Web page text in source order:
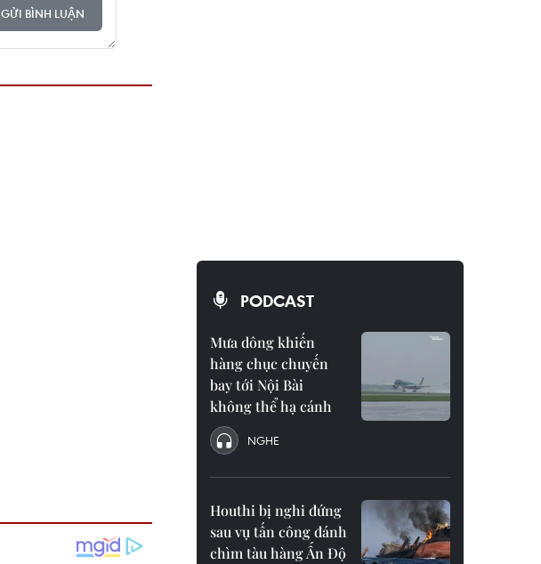
GỬI BÌNH LUẬN
PODCAST
Mưa dông khiến
hàng chục chuyến
bay tới Nội Bài
không thể hạ cánh
NGHE
Houthi bị nghi đứng
sau vụ tấn công đánh
chìm tàu hàng Ấn Độ